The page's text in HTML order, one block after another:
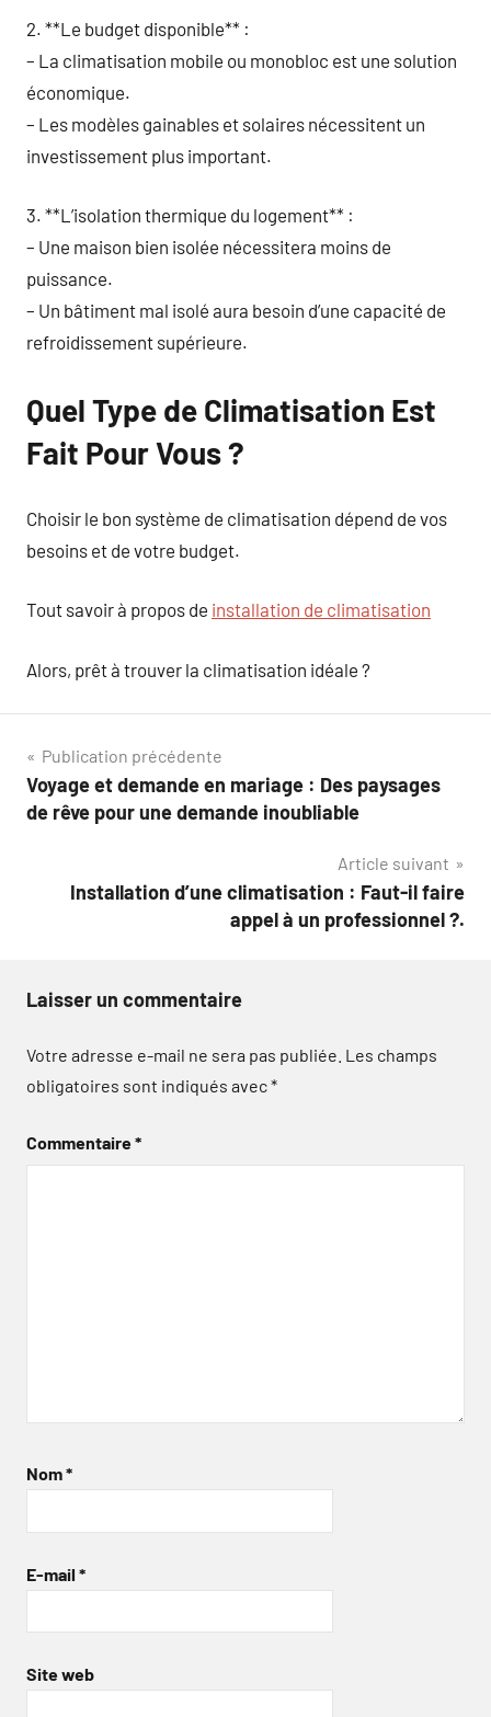
2. **Le budget disponible** :
– La climatisation mobile ou monobloc est une solution
économique.
– Les modèles gainables et solaires nécessitent un
investissement plus important.
3. **L’isolation thermique du logement** :
– Une maison bien isolée nécessitera moins de
puissance.
– Un bâtiment mal isolé aura besoin d’une capacité de
refroidissement supérieure.
Quel Type de Climatisation Est
Fait Pour Vous ?
Choisir le bon système de climatisation dépend de vos
besoins et de votre budget.
Tout savoir à propos de installation de climatisation
Alors, prêt à trouver la climatisation idéale ?
Navigation
de
Publication précédente
Voyage et demande en mariage : Des paysages
de rêve pour une demande inoubliable
Article suivant
Installation d’une climatisation : Faut-il faire
appel à un professionnel ?.
Laisser un commentaire
Votre adresse e-mail ne sera pas publiée. Les champs
obligatoires sont indiqués avec*
Commentaire*
Nom*
E-mail *
Site web